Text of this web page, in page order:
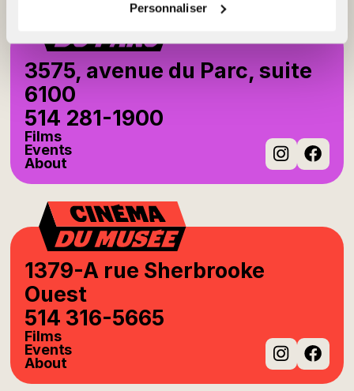
Personnaliser
3575, avenue du Parc, suite
6100
514 281-1900
Films
Events
About
1379-A rue Sherbrooke
Ouest
514 316-5665
Films
Events
About